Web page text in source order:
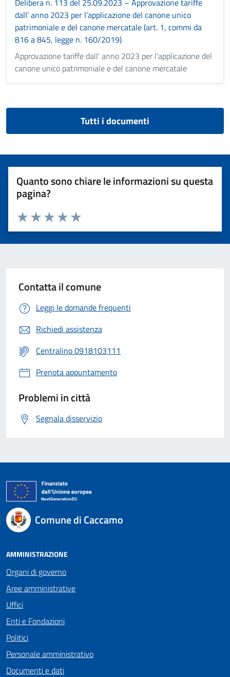
Delibera n. 113 del 25.09.2023 – Approvazione tariffe
dall’ anno 2023 per l’applicazione del canone unico
patrimoniale e del canone mercatale (art. 1, commi da
816 a 845, legge n. 160/2019)
Approvazione tariffe dall' anno 2023 per l'applicazione del
canone unico patrimoniale e del canone mercatale
Tutti i documenti
Quanto sono chiare le informazioni su questa
pagina?
Valuta 5 stelle su 5
Valuta 4 stelle su 5
Valuta 3 stelle su 5
Valuta 2 stelle su 5
Valuta 1 stelle su 5
Contatta il comune
Leggi le domande frequenti
Richiedi assistenza
Centralino 0918103111
Prenota appuntamento
Problemi in città
Segnala disservizio
Comune di Caccamo
AMMINISTRAZIONE
Organi di governo
Aree amministrative
Uffici
Enti e Fondazioni
Politici
Personale amministrativo
Documenti e dati